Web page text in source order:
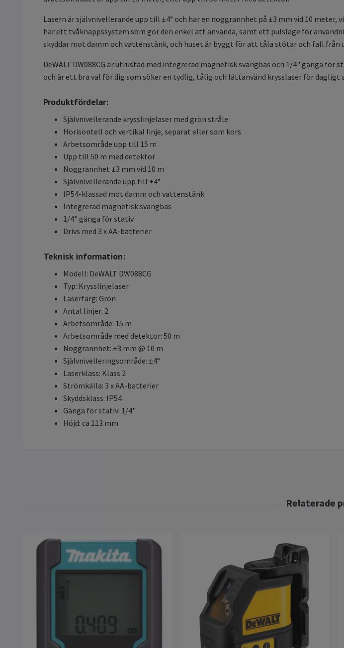
Lasern är självnivellerande upp till ±4° och har en noggrannhet på ±3 mm vid 10
har ett tvåknappssystem som gör den enkel att använda, samt ett pulsläge för
skyddar mot damm och vattenstänk, och huset är byggt för att tåla stötar och fall från
DeWALT DW088CG är utrustad med integrerad magnetisk svängbas och 1/4" gänga
och är ett bra val för dig som söker en tydlig, tålig och lättanvänd krysslaser för dagligt
Produktfördelar:
Självnivellerande krysslinjelaser med grön stråle
Horisontell och vertikal linje, separat eller som kors
Arbetsområde upp till 15 m
Upp till 50 m med detektor
Noggrannhet ±3 mm vid 10 m
Självnivellerande upp till ±4°
IP54-klassad mot damm och vattenstänk
Integrerad magnetisk svängbas
1/4" gänga för stativ
Drivs med 3 x AA-batterier
Teknisk information:
Modell: DeWALT DW088CG
Typ: Krysslinjelaser
Laserfärg: Grön
Antal linjer: 2
Arbetsområde: 15 m
Arbetsområde med detektor: 50 m
Noggrannhet: ±3 mm @ 10 m
Självnivelleringsområde: ±4°
Laserklass: Klass 2
Strömkälla: 3 x AA-batterier
Skyddsklass: IP54
Gänga för stativ: 1/4"
Höjd: ca 113 mm